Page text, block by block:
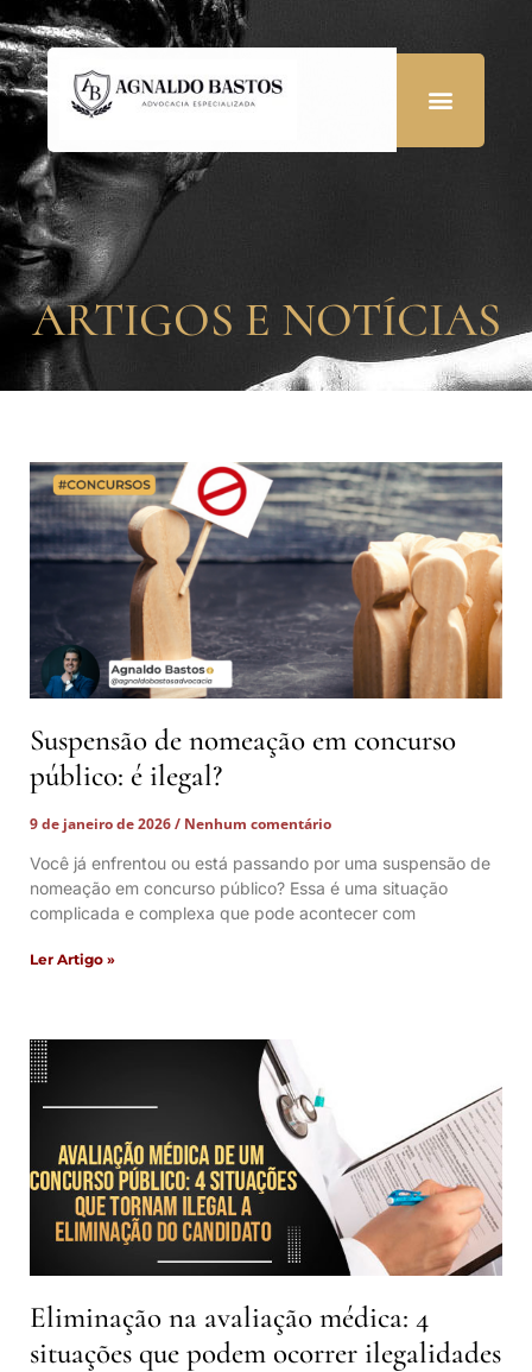
ARTIGOS E NOTÍCIAS
Suspensão de nomeação em concurso
público: é ilegal?
9 de janeiro de 2026
Nenhum comentário
Você já enfrentou ou está passando por uma suspensão de
nomeação em concurso público? Essa é uma situação
complicada e complexa que pode acontecer com
Ler Artigo »
Eliminação na avaliação médica: 4
situações que podem ocorrer ilegalidades